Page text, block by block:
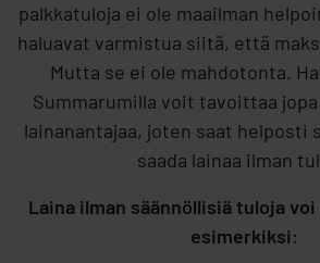
palkkatuloja ei ole maailman
haluavat varmistua siitä, että
Mutta se ei ole mahdotonta.
Summarumilla voit tavoittaa jopa
lainanantajaa, joten saat helposti
saada lainaa ilman
Laina ilman säännöllisiä tuloja
esimerkiksi: